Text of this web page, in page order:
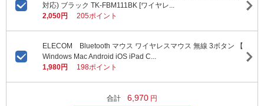
対応) ブラック TK-FBM111BK [ワイヤレ...
2,050円
205ポイント
ELECOM Bluetooth マウス ワイヤレスマウス 無線 3ボタン 【
Windows Mac Android iOS iPad C...
1,980円
198ポイント
合計 6,970 円